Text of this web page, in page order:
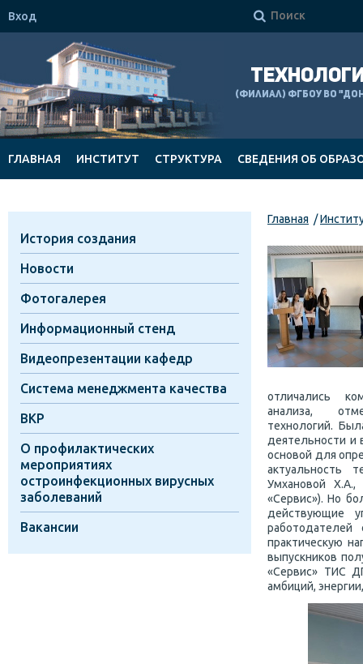
Вход 
(филиал) ФГБОУ ВО
ГЛАВНАЯ ИНСТИТУТ СТРУКТУРА СВЕДЕНИЯ ОБ
Главная
отличались
анализа,
технологий.
деятельности и
основой для
актуальность
Умхановой Х.А.,
«Сервис»). Но
действующие
работодателей
практическую
выпускников
«Сервис» ТИС
амбиций,
История создания
Новости
Фотогалерея
Информационный стенд
Видеопрезентации кафедр
Система менеджмента качества
ВКР
О профилактических
мероприятиях
остроинфекционных вирусных
заболеваний
Вакансии